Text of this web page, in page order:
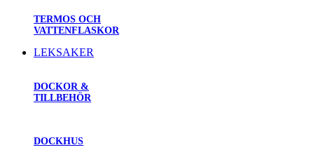
TERMOS OCH
VATTENFLASKOR
LEKSAKER
DOCKOR &
TILLBEHÖR
DOCKHUS